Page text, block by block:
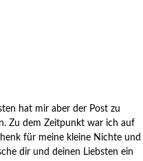
hat mir aber der Post zu
Zu dem Zeitpunkt war ich auf
für meine kleine Nichte und
dir und deinen Liebsten ein